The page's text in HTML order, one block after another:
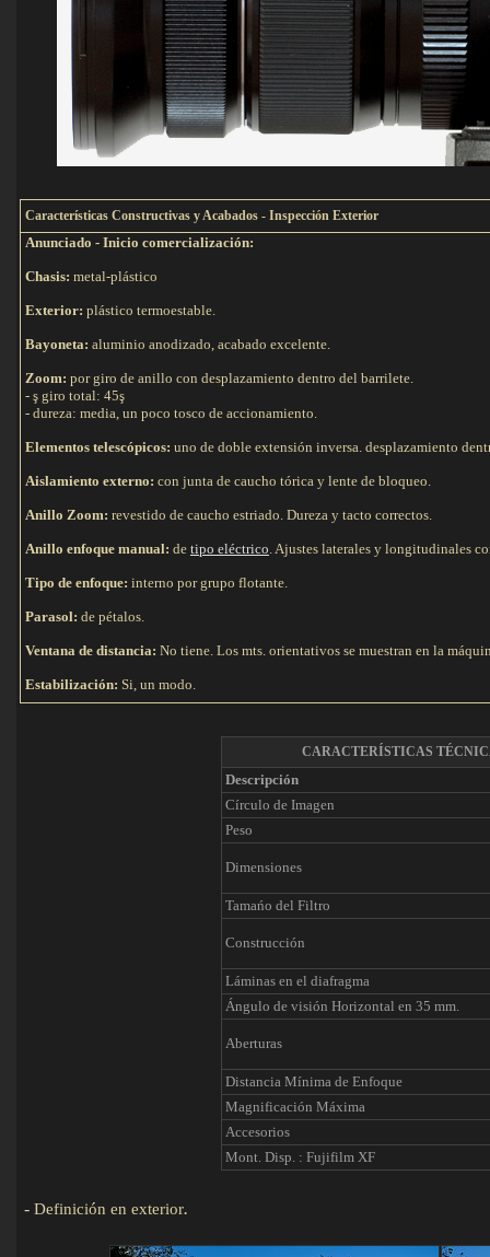
Características Constructivas y Acabados - Inspección Exterior
Anunciado - Inicio comercialización:
Chasis: metal-plástico
Exterior: plástico termoestable.
Bayoneta: aluminio anodizado, acabado excelente.
Zoom: por giro de anillo con desplazamiento dentro del barrilete.
- ş giro total: 45ş
- dureza: media, un poco tosco de accionamiento.
Elementos telescópicos: uno de doble extensión inversa. desplazamiento
Aislamiento externo: con junta de caucho tórica y lente de bloqueo.
Anillo Zoom: revestido de caucho estriado. Dureza y tacto correctos.
Anillo enfoque manual: de tipo eléctrico. Ajustes laterales y longitudinales
Tipo de enfoque: interno por grupo flotante.
Parasol: de pétalos.
Ventana de distancia: No tiene. Los mts. orientativos se muestran en la
Estabilización: Si, un modo.
CARACTERÍSTICAS
Descripción
Círculo de Imagen
Peso
Dimensiones
Tamańo del Filtro
Construcción
Láminas en el diafragma
Ángulo de visión Horizontal en 35 mm.
Aberturas
Distancia Mínima de Enfoque
Magnificación Máxima
Accesorios
Mont. Disp. : Fujifilm XF
- Definición en exterior.